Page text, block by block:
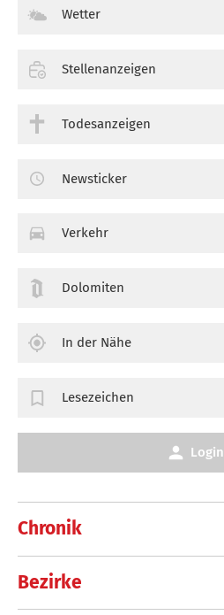
Chronik
Bezirke
Wetter
Stellenanzeigen
Todesanzeigen
Newsticker
Verkehr
Dolomiten
In der Nähe
Lesezeichen
Login